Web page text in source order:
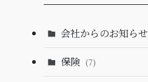
会社からのお知らせ
保険 (7)